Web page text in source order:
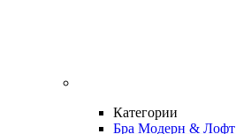
Категории
Бра Модерн & Лофт